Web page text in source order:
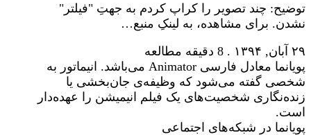
توضیح: چند تصویر را کراپ کردم به جهتِ "فیلتر"
نشدن. برای مشاهده، به لینکِ منبع…
۲۹ آبان, ۱۳۹۴
. 8 دقیقه مطالعه
پویانما معادل فارسی Animator می‌باشد. انیماتور به
شخصی گفته می‌شود که وظیفه‌ی جان‌بخشی یا
زنده‌نگاری شخصیت‌های یک فیلم انیمیشن را عهده‌دار
است.
پویانما در شبکه‌های اجتماعی